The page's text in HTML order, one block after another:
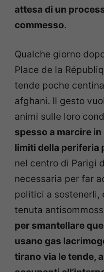
attesa di un
commesso.
Qualche giorno
Place de la
tende poche
afghani. Il gesto
animi sulle loro
spesso a marcire
limiti della periferia
nel centro di Parigi
necessaria per far
politici a sostenerli,
tenuta
per smantellare
usano gas
tirano via le tende,